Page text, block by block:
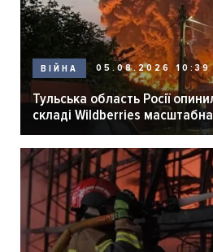
ВІЙНА 05.08.2026 10:39
Тульська область Росії
складі Wildberries